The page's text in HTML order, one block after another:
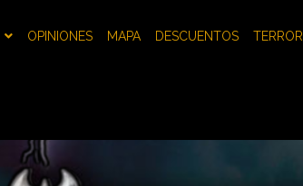
OPINIONES MAPA DESCUENTOS TERROR